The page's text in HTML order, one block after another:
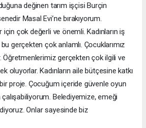
değinen tarım işçisi Burçin
Masal Evi’ne bırakıyorum.
için çok değerli ve önemli. Kadınların iş
bu gerçekten çok anlamlı. Çocuklarımız
Öğretmenlerimiz gerçekten çok ilgili ve
oluyorlar. Kadınların aile bütçesine katkı
proje. Çocuğum içeride güvenle oyun
Belediyemize, emeği
Onlar sayesinde biz